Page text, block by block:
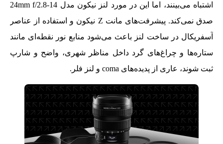
اشتباه می‌بینند، اما این در مورد لنز نیکون مدل 14-24mm f/2.8
صدق نمی‌کند. پیشرفت‌های مانت Z نیکون و استفاده از عناصر
آسفریکال در ساخت لنز باعث می‌شود منابع نور نقطه‌ای مانند
ستاره‌ها و چراغ‌های گرد داخل مناظر شهری، واضح و شارپ
ثبت شوند، عاری از پدیده‌های coma و لنز فلر.